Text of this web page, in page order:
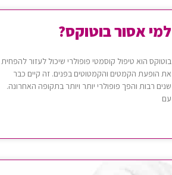
למי אסור בוטוקס?
בוטוקס הוא טיפול קוסמטי פופולרי שיכול לעזור להפחית
את הופעת הקמטים והקמטוטים בפנים. זה קיים כבר
שנים רבות והפך פופולרי יותר ויותר בתקופה האחרונה.
עם